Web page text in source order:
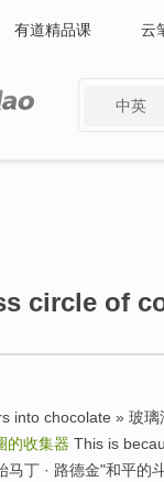
有道精品课 云
中英
circle of
into chocolate » 玻
的收集器 This is
丁 · 路德金"和平的斗